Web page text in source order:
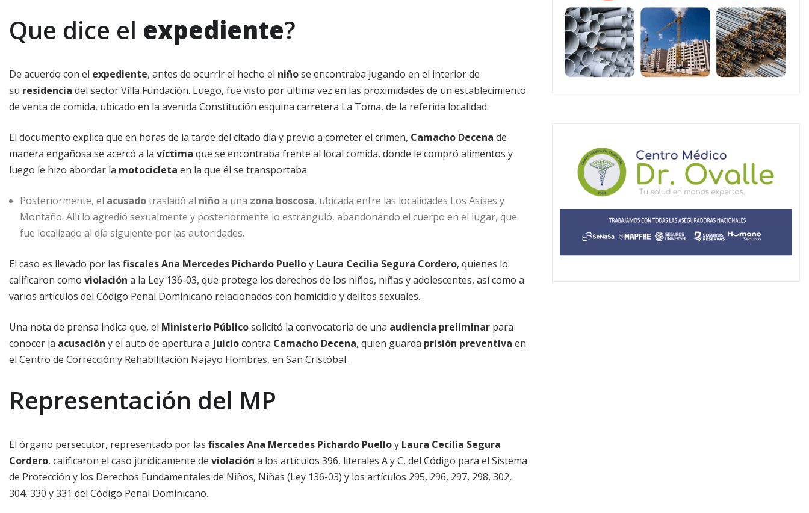
Que dice el expediente?
De acuerdo con el expediente, antes de ocurrir el hecho el niñose encontraba jugando en el interior de
su residencia del sector Villa Fundación. Luego, fue visto por última vez en las proximidades de un establecimiento
de venta de comida, ubicado en la avenida Constitución esquina carretera La Toma, de la referida localidad.
El documento explica que en horas de la tarde del citado día y previo a cometer el crimen, Camacho Decena de
manera engañosa se acercó a la víctima que se encontraba frente al local comida, donde le compró alimentos y
luego le hizo abordar la motocicleta en la que él se transportaba.
Posteriormente, el acusadotrasladó al niñoa una zona boscosa, ubicada entre las localidades Los Asises y
Montaño. Allí lo agredió sexualmente y posteriormente lo estranguló, abandonando el cuerpo en el lugar, que
fue localizado al día siguiente por las autoridades.
El caso es llevado por las fiscalesAna Mercedes Pichardo Puelloy Laura Cecilia Segura Cordero, quienes lo
calificaron como violación a la Ley 136-03, que protege los derechos de los niños, niñas y adolescentes, así como a
varios artículos del Código Penal Dominicano relacionados con homicidio y delitos sexuales.
Una nota de prensa indica que, el Ministerio Públicosolicitó la convocatoria de una audiencia preliminar para
conocer la acusación y el auto de apertura a juiciocontra Camacho Decena, quien guarda prisión preventiva en
el Centro de Corrección y Rehabilitación Najayo Hombres, en San Cristóbal.
Representación del MP
El órgano persecutor, representado por las fiscalesAna Mercedes Pichardo Puelloy Laura Cecilia Segura
Cordero, calificaron el caso jurídicamente de violación a los artículos 396, literales A y C, del Código para el Sistema
de Protección y los Derechos Fundamentales de Niños, Niñas (Ley 136-03) y los artículos 295, 296, 297, 298, 302,
304, 330 y 331 del Código Penal Dominicano.